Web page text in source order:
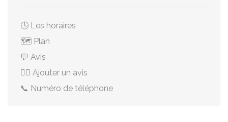
🕓 Les horaires
🗺️ Plan
💬 Avis
✍🏻 Ajouter un avis
📞 Numéro de téléphone